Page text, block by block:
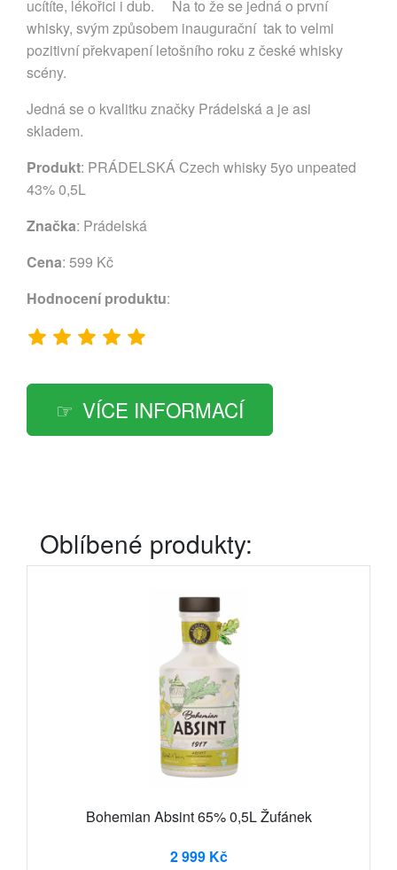
ucítíte, lékořici i dub. Na to že se jedná o první
whisky, svým způsobem inaugurační tak to velmi
pozitivní překvapení letošního roku z české whisky
scény.
Jedná se o kvalitku značky Prádelská a je asi
skladem.
Produkt: PRÁDELSKÁ Czech whisky 5yo unpeated
43% 0,5L
Značka: Prádelská
Cena: 599 Kč
Hodnocení produktu:
VÍCE INFORMACÍ
Oblíbené produkty:
Bohemian Absint 65% 0,5L Žufánek
2 999 Kč